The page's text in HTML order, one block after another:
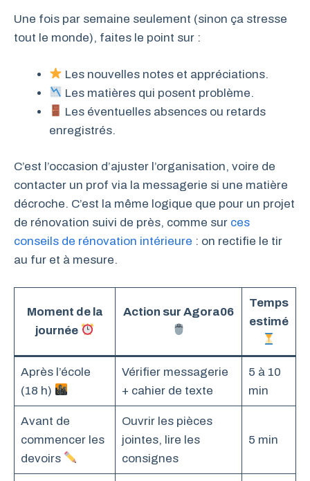
Une fois par semaine seulement (sinon ça stresse
tout le monde), faites le point sur :
Les nouvelles notes et appréciations.
Les matières qui posent problème.
Les éventuelles absences ou retards
enregistrés.
C’est l’occasion d’ajuster l’organisation, voire de
contacter un prof via la messagerie si une matière
décroche. C’est la même logique que pour un projet
de rénovation suivi de près, comme sur ces
conseils de rénovation intérieure : on rectifie le tir
au fur et à mesure.
Moment de la
journée
Action sur Agora06
Temps
estimé
Après l’école
(18 h)
Vérifier messagerie
+ cahier de texte
5 à 10
min
Avant de
commencer les
devoirs
Ouvrir les pièces
jointes, lire les
consignes
5 min